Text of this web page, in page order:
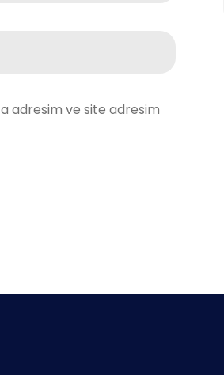
adresim ve site adresim